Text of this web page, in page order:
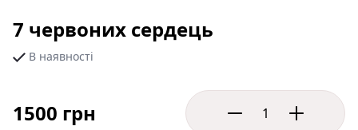
7 червоних сердець
В наявності
1500 грн